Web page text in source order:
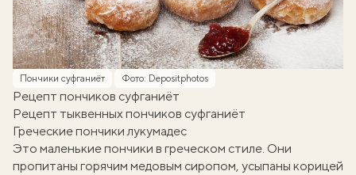
Пончики суфганиёт Фото: Depositphotos
Рецепт пончиков суфганиёт
Рецепт тыквенных пончиков суфганиёт
Греческие пончики лукумадес
Это маленькие пончики в греческом стиле. Они
пропитаны горячим медовым сиропом, усыпаны корицей